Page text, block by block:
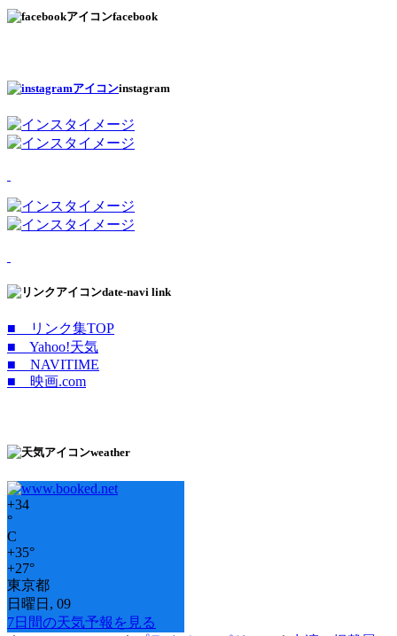
facebook
instagram
date-navi link
■ リンク集TOP
■ Yahoo!天気
■ NAVITIME
■ 映画.com
weather
+34
°
C
+35°
+27°
東京都
日曜日, 09
7日間の天気予報を見る